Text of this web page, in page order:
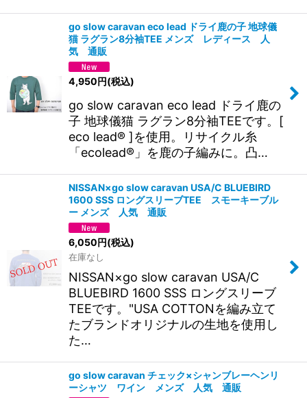
go slow caravan eco lead ドライ鹿の子 地球儀
猫 ラグラン8分袖TEE メンズ レディース 人
気 通販
4,950円(税込)
go slow caravan eco lead ドライ鹿の
子 地球儀猫 ラグラン8分袖TEEです。[
eco lead® ]を使用。リサイクル糸
「ecolead®」を鹿の子編みに。凸…
NISSAN×go slow caravan USA/C BLUEBIRD
1600 SSS ロングスリーブTEE スモーキーブル
ー メンズ 人気 通販
6,050円(税込)
在庫なし
NISSAN×go slow caravan USA/C
BLUEBIRD 1600 SSS ロングスリーブ
TEEです。"USA COTTONを編み立て
たブランドオリジナルの生地を使用し
た…
go slow caravan チェック×シャンブレーヘンリ
ーシャツ ワイン メンズ 人気 通販